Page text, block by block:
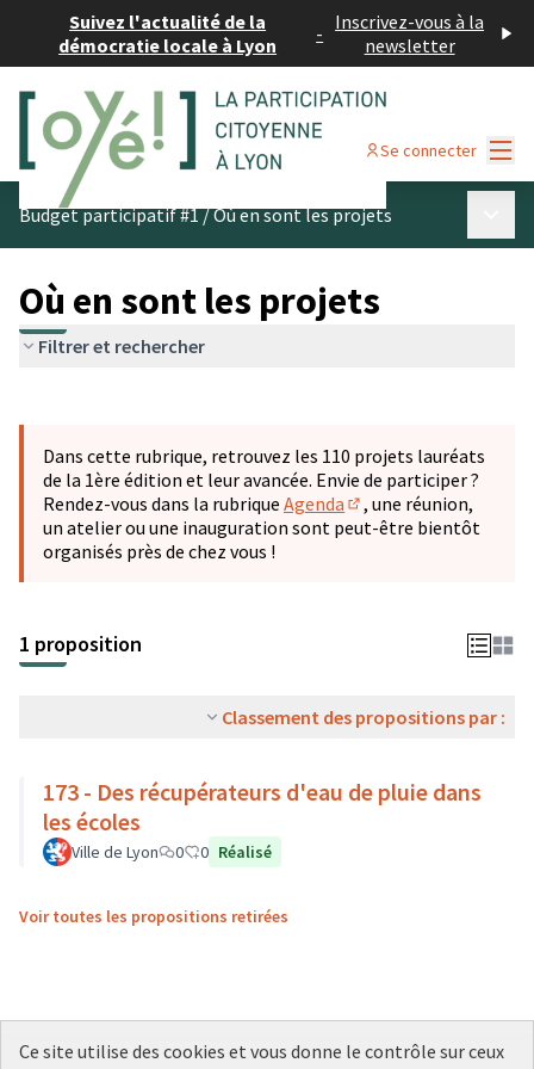
Suivez l'actualité de la
démocratie locale à Lyon
- Inscrivez-vous à la
newsletter
Se connecter
Budget participatif #1/Où en sont les projets
Où en sont les projets
Filtrer et rechercher
−
Dans cette rubrique, retrouvez les 110 projets lauréats
de la 1ère édition et leur avancée. Envie de participer ?
Rendez-vous dans la rubrique Agenda
(S'ouvre dans un
, une réunion,
un atelier ou une inauguration sont peut-être bientôt
organisés près de chez vous !
1 proposition
Classement des propositions par :
173 - Des récupérateurs d'eau de pluie dans
les écoles
Ville de Lyon 0 0 Réalisé
Voir toutes les propositions retirées
Ce site utilise des cookies et vous donne le contrôle sur ceux